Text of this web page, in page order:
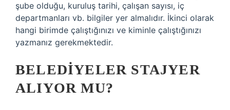
şube olduğu, kuruluş tarihi, çalışan sayısı, iç
departmanları vb. bilgiler yer almalıdır. İkinci olarak
hangi birimde çalıştığınızı ve kiminle çalıştığınızı
yazmanız gerekmektedir.
BELEDIYELER STAJYER
ALIYOR MU?